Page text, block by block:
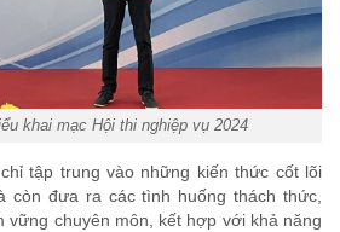
khai mạc Hội thi nghiệp vụ 2024
tập trung vào những kiến thức cốt lõi
còn đưa ra các tình huống thách thức,
vững chuyên môn, kết hợp với khả năng